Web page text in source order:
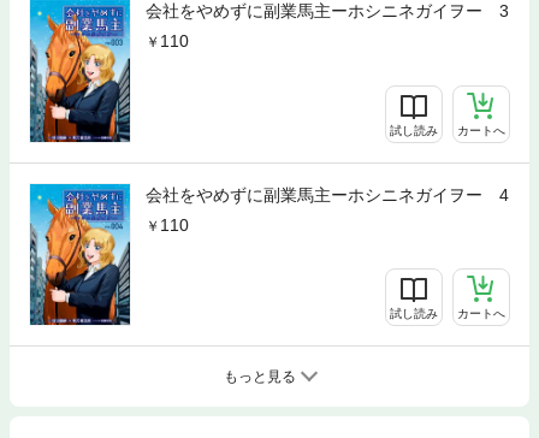
会社をやめずに副業馬主ーホシニネガイヲー 3
110
試し読み カートへ
会社をやめずに副業馬主ーホシニネガイヲー 4
110
試し読み カートへ
もっと見る